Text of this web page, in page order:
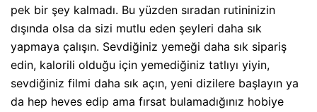
pek bir şey kalmadı. Bu yüzden sıradan rutininizin
dışında olsa da sizi mutlu eden şeyleri daha sık
yapmaya çalışın. Sevdiğiniz yemeği daha sık sipariş
edin, kalorili olduğu için yemediğiniz tatlıyı yiyin,
sevdiğiniz filmi daha sık açın, yeni dizilere başlayın ya
da hep heves edip ama fırsat bulamadığınız hobiye